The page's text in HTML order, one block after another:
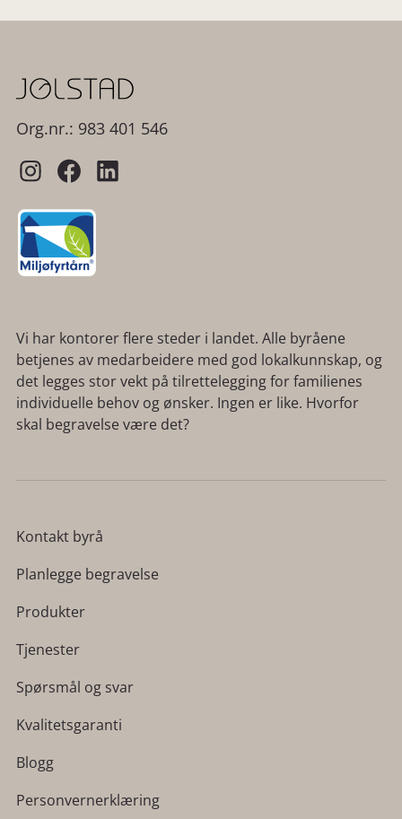
Org.nr.: 983 401 546
Vi har kontorer flere steder i landet. Alle byråene
betjenes av medarbeidere med god lokalkunnskap, og
det legges stor vekt på tilrettelegging for familienes
individuelle behov og ønsker. Ingen er like. Hvorfor
skal begravelse være det?
Kontakt byrå
Planlegge begravelse
Produkter
Tjenester
Spørsmål og svar
Kvalitetsgaranti
Blogg
Personvernerklæring